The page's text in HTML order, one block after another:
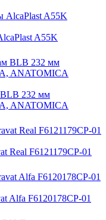
A55K
232 мм
ANATOMICA
Real F6121179CP-01
Alfa F6120178CP-01